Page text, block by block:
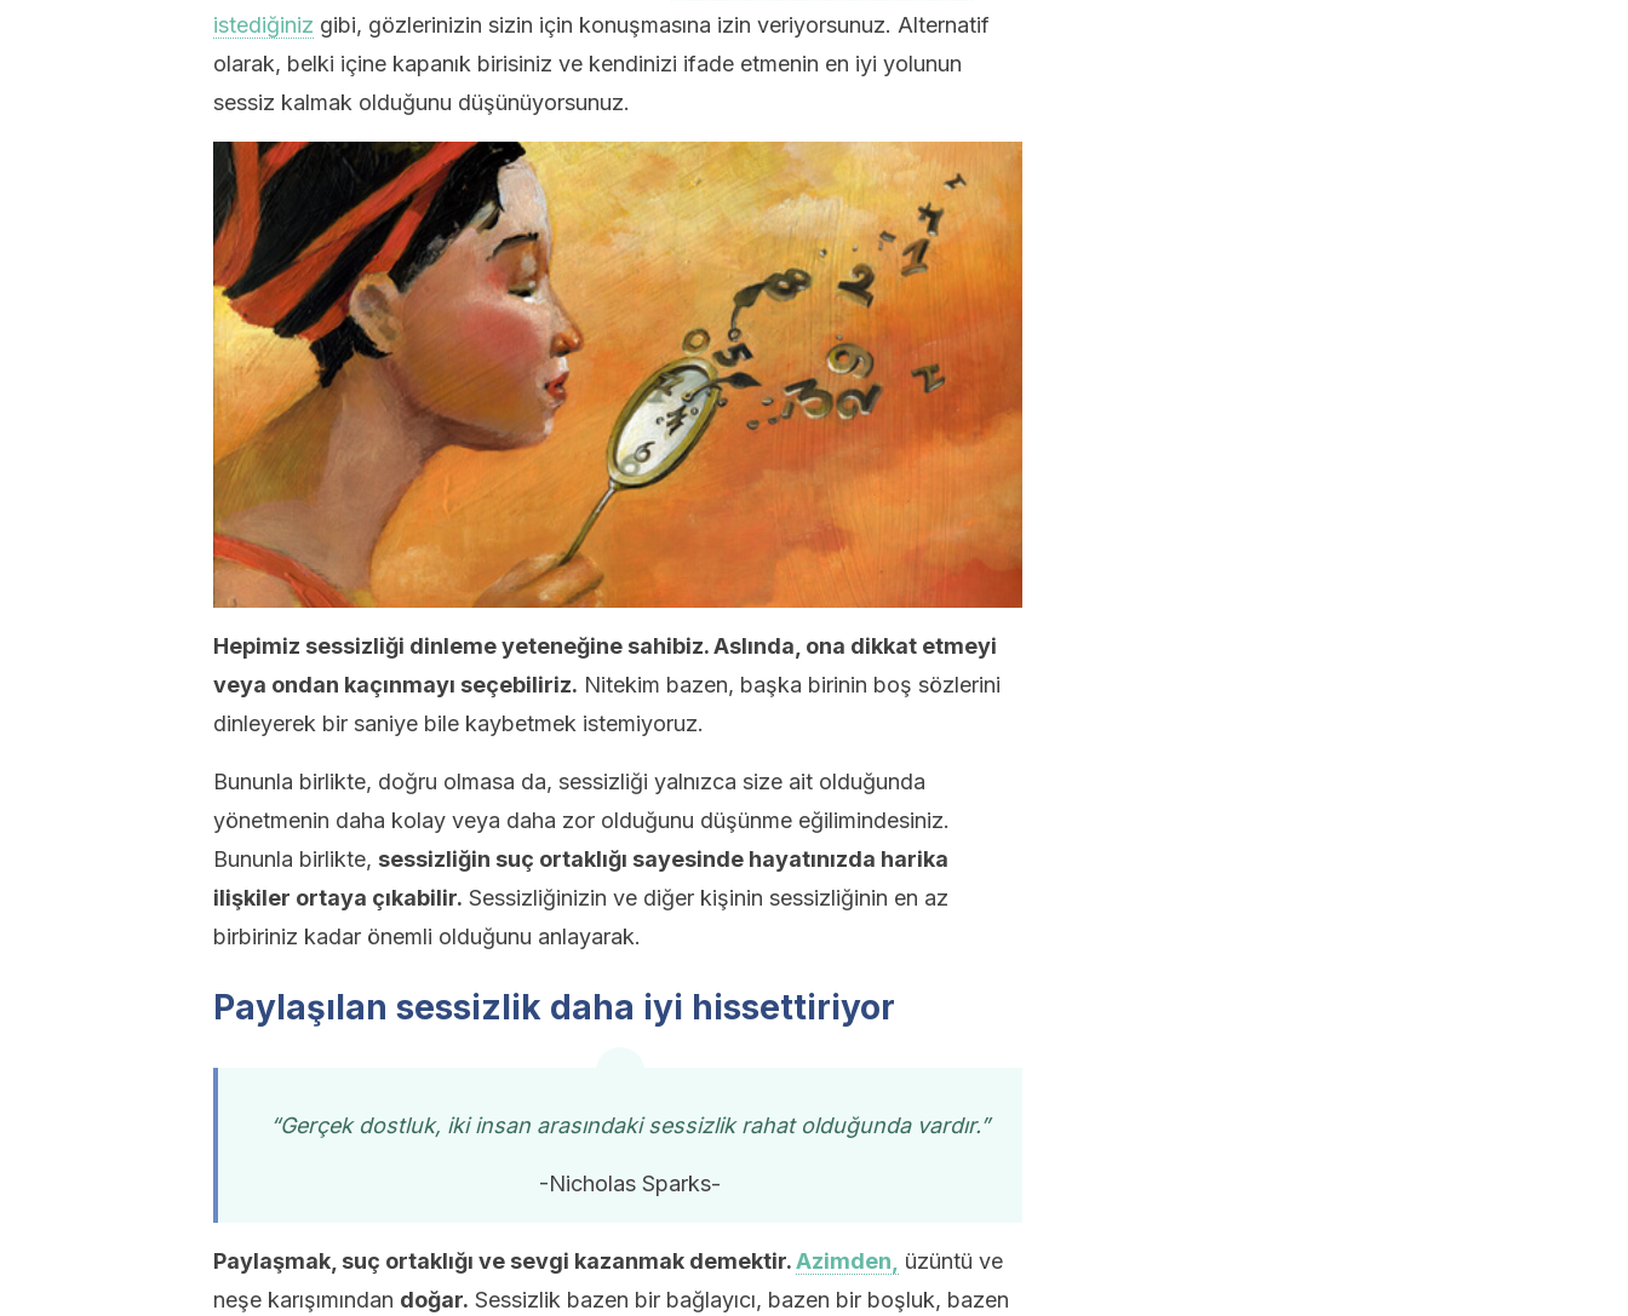
istediğiniz gibi, gözlerinizin sizin için konuşmasına izin veriyorsunuz. Alternatif
olarak, belki içine kapanık birisiniz ve kendinizi ifade etmenin en iyi yolunun
sessiz kalmak olduğunu düşünüyorsunuz.
Hepimiz sessizliği dinleme yeteneğine sahibiz. Aslında, ona dikkat etmeyi
veya ondan kaçınmayı seçebiliriz. Nitekim bazen, başka birinin boş sözlerini
dinleyerek bir saniye bile kaybetmek istemiyoruz.
Bununla birlikte, doğru olmasa da, sessizliği yalnızca size ait olduğunda
yönetmenin daha kolay veya daha zor olduğunu düşünme eğilimindesiniz.
Bununla birlikte, sessizliğin suç ortaklığı sayesinde hayatınızda harika
ilişkiler ortaya çıkabilir. Sessizliğinizin ve diğer kişinin sessizliğinin en az
birbiriniz kadar önemli olduğunu anlayarak.
Paylaşılan sessizlik daha iyi hissettiriyor
“Gerçek dostluk, iki insan arasındaki sessizlik rahat olduğunda vardır.”
-Nicholas Sparks-
Paylaşmak, suç ortaklığı ve sevgi kazanmak demektir.Azimden,
üzüntü ve
neşe karışımından doğar. Sessizlik bazen bir bağlayıcı, bazen bir boşluk, bazen